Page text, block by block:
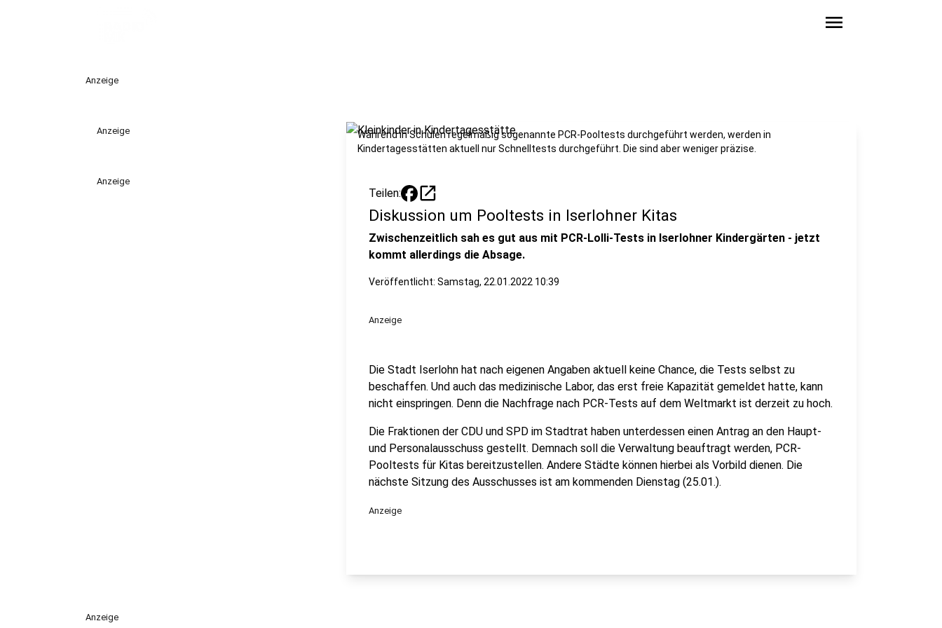
menu
Anzeige
Anzeige
Anzeige
Während in Schulen regelmäßig sogenannte PCR-Pooltests durchgeführt werden, werden in
Kindertagesstätten aktuell nur Schnelltests durchgeführt. Die sind aber weniger präzise.
Teilen: open_in_new
Diskussion um Pooltests in Iserlohner Kitas
Zwischenzeitlich sah es gut aus mit PCR-Lolli-Tests in Iserlohner Kindergärten - jetzt
kommt allerdings die Absage.
Veröffentlicht: Samstag, 22.01.2022 10:39
Anzeige
Die Stadt Iserlohn hat nach eigenen Angaben aktuell keine Chance, die Tests selbst zu
beschaffen. Und auch das medizinische Labor, das erst freie Kapazität gemeldet hatte, kann
nicht einspringen. Denn die Nachfrage nach PCR-Tests auf dem Weltmarkt ist derzeit zu hoch.
Die Fraktionen der CDU und SPD im Stadtrat haben unterdessen einen Antrag an den Haupt-
und Personalausschuss gestellt. Demnach soll die Verwaltung beauftragt werden, PCR-
Pooltests für Kitas bereitzustellen. Andere Städte können hierbei als Vorbild dienen. Die
nächste Sitzung des Ausschusses ist am kommenden Dienstag (25.01.).
Anzeige
Anzeige